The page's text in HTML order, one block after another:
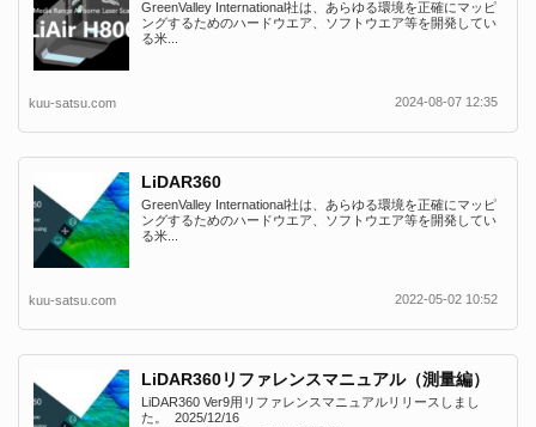
GreenValley International社は、あらゆる環境を正確にマッピ
ングするためのハードウエア、ソフトウエア等を開発してい
る米...
kuu-satsu.com 2024-08-07 12:35
LiDAR360
GreenValley International社は、あらゆる環境を正確にマッピ
ングするためのハードウエア、ソフトウエア等を開発してい
る米...
kuu-satsu.com 2022-05-02 10:52
LiDAR360リファレンスマニュアル（測量編）
LiDAR360 Ver9用リファレンスマニュアルリリースしまし
た。 2025/12/16